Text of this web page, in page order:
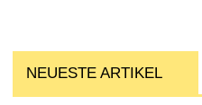
NEUESTE ARTIKEL